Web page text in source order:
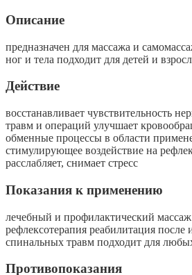
Описание
предназначен для массажа и
ног и тела подходит для детей и
Действие
восстанавливает чувствительность
травм и операций улучшает
обменные процессы в области
стимулирующее воздействие на
расслабляет, снимает стресс
Показания к применению
лечебный и профилактический массаж
рефлексотерапия реабилитация после
спинальных травм подходит для
Противопоказания